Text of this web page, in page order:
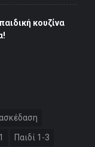
κουζίνα
Παιδί 1-3